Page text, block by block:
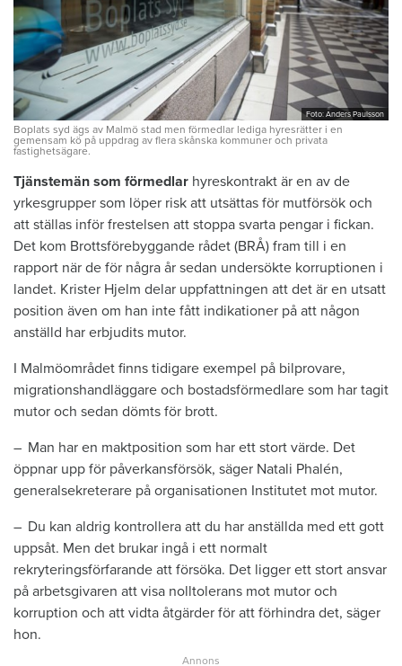
Foto: Anders Paulsson
Boplats syd ägs av Malmö stad men förmedlar lediga hyresrätter i en
gemensam kö på uppdrag av flera skånska kommuner och privata
fastighetsägare.
Tjänstemän som förmedlar hyreskontrakt är en av de
yrkesgrupper som löper risk att utsättas för mutförsök och
att ställas inför frestelsen att stoppa svarta pengar i fickan.
Det kom Brottsförebyggande rådet (BRÅ) fram till i en
rapport när de för några år sedan undersökte korruptionen i
landet. Krister Hjelm delar uppfattningen att det är en utsatt
position även om han inte fått indikationer på att någon
anställd har erbjudits mutor.
I Malmöområdet finns tidigare exempel på bilprovare,
migrationshandläggare och bostadsförmedlare som har tagit
mutor och sedan dömts för brott.
– Man har en maktposition som har ett stort värde. Det
öppnar upp för påverkansförsök, säger Natali Phalén,
generalsekreterare på organisationen Institutet mot mutor.
– Du kan aldrig kontrollera att du har anställda med ett gott
uppsåt. Men det brukar ingå i ett normalt
rekryteringsförfarande att försöka. Det ligger ett stort ansvar
på arbetsgivaren att visa nolltolerans mot mutor och
korruption och att vidta åtgärder för att förhindra det, säger
hon.